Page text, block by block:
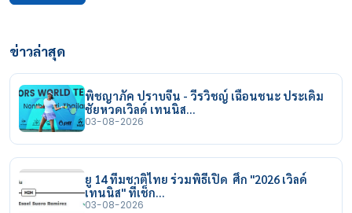
ข่าวล่าสุด
พิชญาภัค ปราบจีน - วีรวิชญ์ เฉือนชนะ ประเดิม
ชัยหวดเวิลด์ เทนนิส…
03-08-2026
ยู 14 ทีมชาติไทย ร่วมพิธีเปิด ศึก "2026 เวิลด์
เทนนิส" ที่เช็ก…
03-08-2026